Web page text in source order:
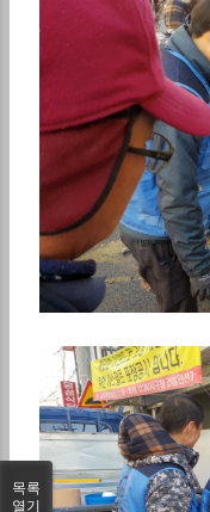
목록
열기